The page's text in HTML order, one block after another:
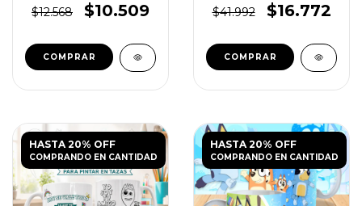
$12.568
$10.509
$41.992
$16.772
HASTA 20% OFF
COMPRANDO EN CANTIDAD
HASTA 20% OFF
COMPRANDO EN CANTIDAD